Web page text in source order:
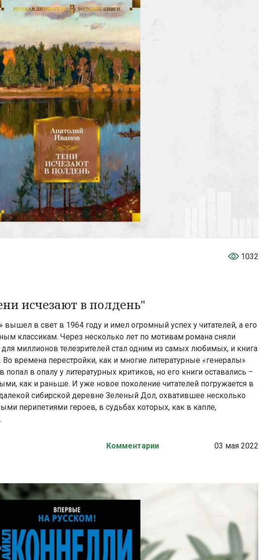
1032
исчезают в полдень"
в свет в 1964 году и имел огромный успех у читателей, а его
классикам. Через несколько лет по мотивам романа сняли
миллионов телезрителей стал одним из самых любимых, и книга
времена перестройки, как и многие литературные «генералы»
в опалу у литературных критиков, но его книги оставались –
как и раньше. И уже новое поколение читателей погружается в
сибирской деревне Зеленый Дол, охватившее несколько
перипетиями героев, в судьбах которых, как в капле,
03 мая 2022
Комментарии